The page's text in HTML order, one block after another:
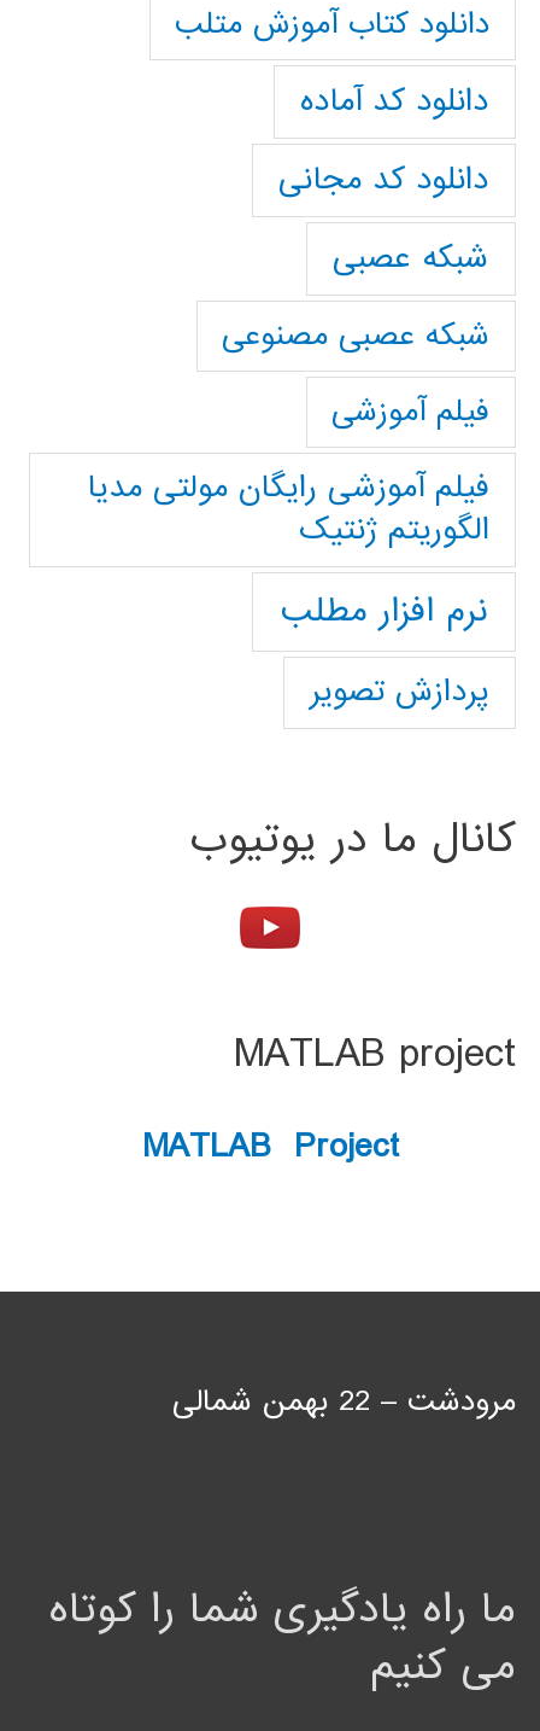
دانلود کتاب آموزش متلب
دانلود کد آماده
دانلود کد مجانی
شبکه عصبی
شبکه عصبی مصنوعی
فیلم آموزشی
فیلم آموزشی رایگان مولتی مدیا
الگوریتم ژنتیک
نرم افزار مطلب
پردازش تصویر
کانال ما در یوتیوب
MATLAB project
MATLAB Project
مرودشت – 22 بهمن شمالی
ما راه یادگیری شما را کوتاه
می کنیم